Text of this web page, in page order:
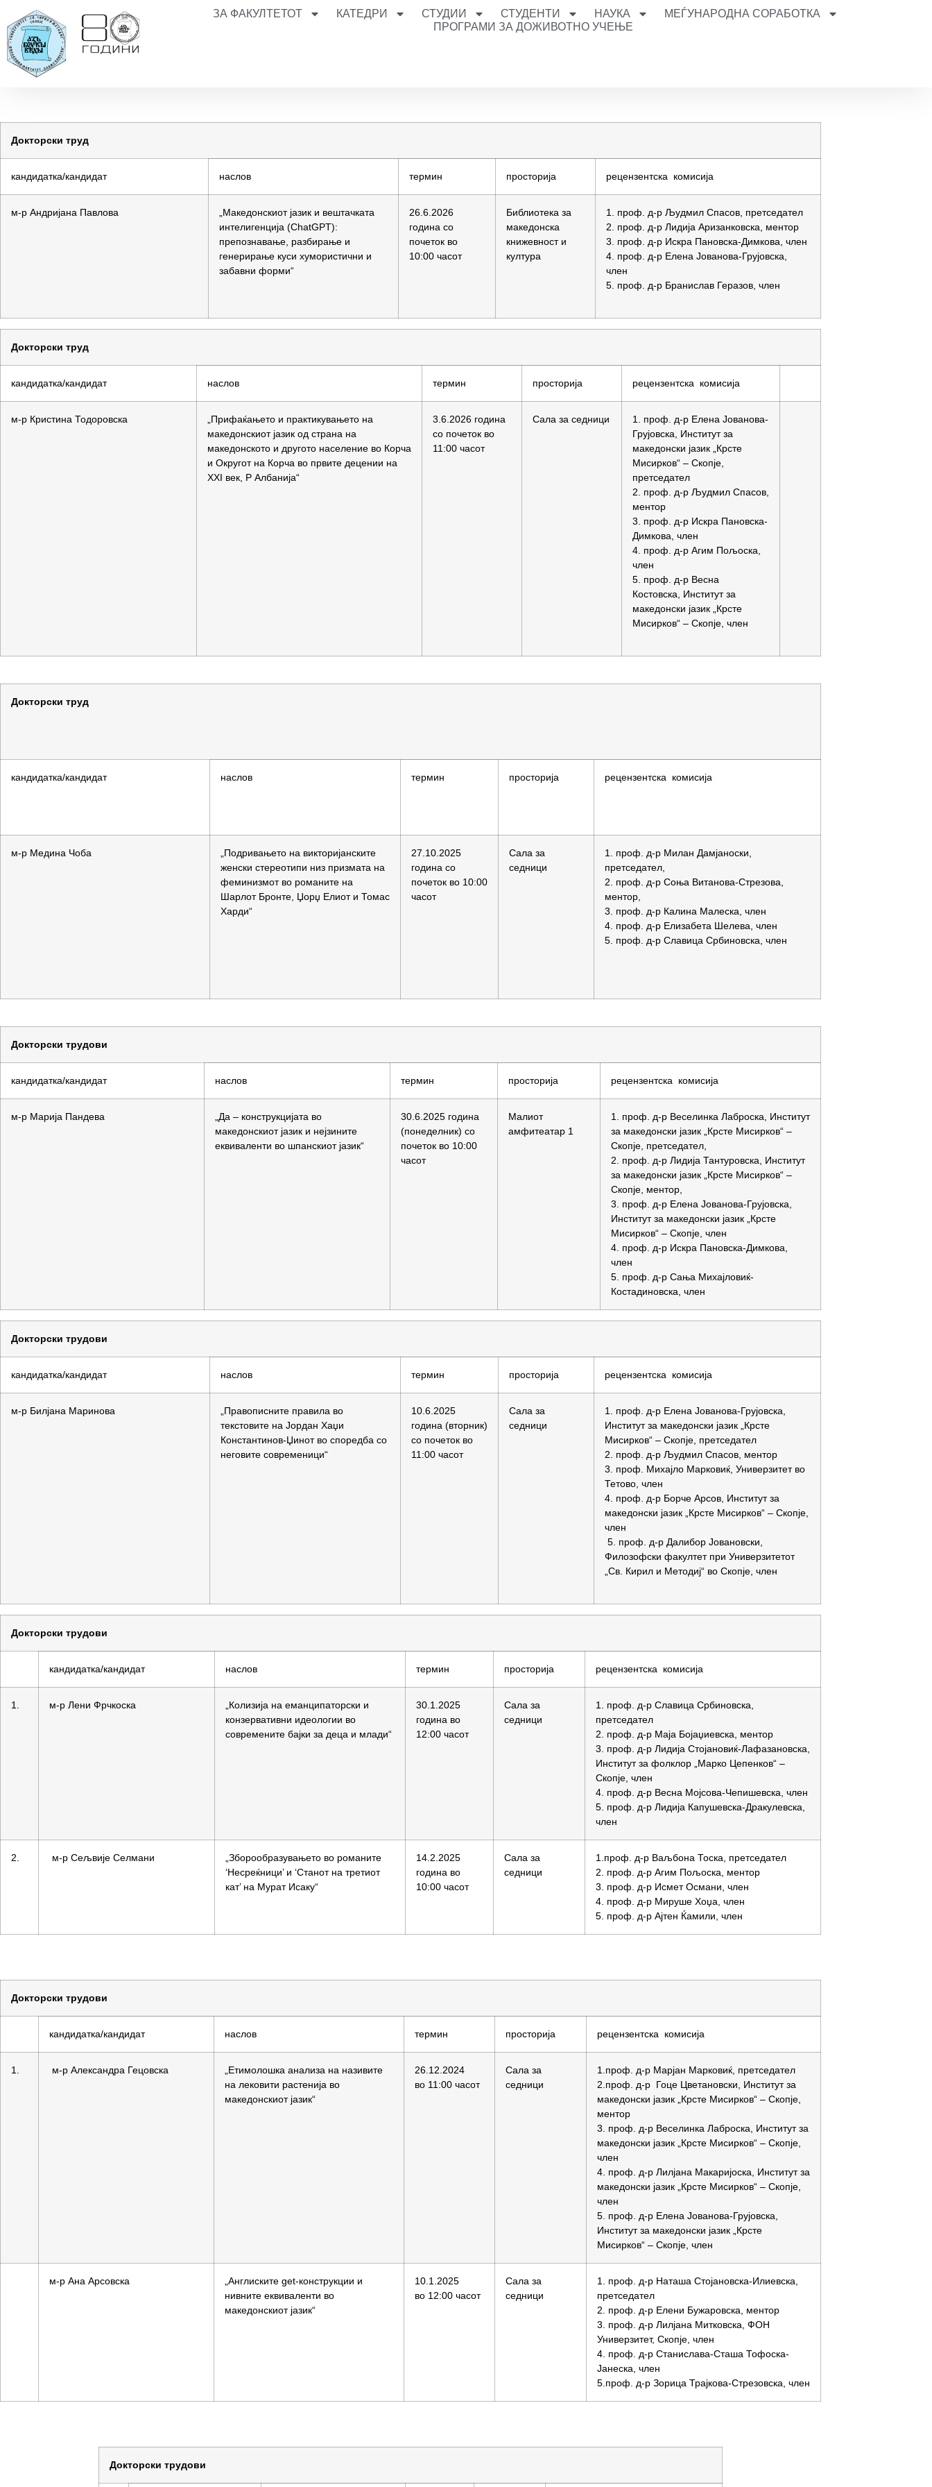
ЗА ФАКУЛТЕТОТ КАТЕДРИ СТУДИИ СТУДЕНТИ НАУКА
МЕЃУНАРОДНА СОРАБОТКА
ПРОГРАМИ ЗА ДОЖИВОТНО УЧЕЊЕ
Докторски труд
кандидатка/кандидат наслов термин просторија рецензентска комисија
м-р Андријана Павлова
„Македонскиот јазик и вештачката
интелигенција (ChatGPT):
препознавање, разбирање и
генерирање куси хумористични и
забавни форми“
26.6.2026
година со
почеток во
10:00 часот
Библиотека за
македонска
книжевност и
култура
1. проф. д-р Људмил Спасов, претседател
2. проф. д-р Лидија Аризанковска, ментор
3. проф. д-р Искра Пановска-Димкова, член
4. проф. д-р Елена Јованова-Грујовска,
член
5. проф. д-р Бранислав Геразов, член
Докторски труд
кандидатка/кандидат наслов термин просторија рецензентска комисија
м-р Кристина Тодоровска
„Прифаќањето и практикувањето на
македонскиот јазик од страна на
македонското и другото население во Корча
и Округот на Корча во првите децении на
XXI век, Р Албанија“
3.6.2026 година
со почеток во
11:00 часот
Сала за седници
1. проф. д-р Елена Јованова-
Грујовска, Институт за
македонски јазик „Крсте
Мисирков“ – Скопје,
претседател
2. проф. д-р Људмил Спасов,
ментор
3. проф. д-р Искра Пановска-
Димкова, член
4. проф. д-р Агим Пољоска,
член
5. проф. д-р Весна
Костовска, Институт за
македонски јазик „Крсте
Мисирков“ – Скопје, член
Докторски труд
кандидатка/кандидат наслов термин просторија рецензентска комисија
м-р Медина Чоба
„Подривањето на викторијанските
женски стереотипи низ призмата на
феминизмот во романите на
Шарлот Бронте, Џорџ Елиот и Томас
Харди“
27.10.2025
година со
почеток во 10:00
часот
Сала за
седници
1. проф. д-р Милан Дамјаноски,
претседател,
2. проф. д-р Соња Витанова-Стрезова,
ментор,
3. проф. д-р Калина Малеска, член
4. проф. д-р Елизабета Шелева, член
5. проф. д-р Славица Србиновска, член
Докторски трудови
кандидатка/кандидат наслов термин просторија рецензентска комисија
м-р Марија Пандева
„Да – конструкцијата во
македонскиот јазик и нејзините
еквиваленти во шпанскиот јазик“
30.6.2025 година
(понеделник) со
почеток во 10:00
часот
Малиот
амфитеатар 1
1. проф. д-р Веселинка Лаброска, Институт
за македонски јазик „Крсте Мисирков“ –
Скопје, претседател,
2. проф. д-р Лидија Тантуровска, Институт
за македонски јазик „Крсте Мисирков“ –
Скопје, ментор,
3. проф. д-р Елена Јованова-Грујовска,
Институт за македонски јазик „Крсте
Мисирков“ – Скопје, член
4. проф. д-р Искра Пановска-Димкова,
член
5. проф. д-р Сања Михајловиќ-
Костадиновска, член
Докторски трудови
кандидатка/кандидат наслов термин просторија рецензентска комисија
м-р Билјана Маринова
„Правописните правила во
текстовите на Јордан Хаџи
Константинов-Џинот во споредба со
неговите современици“
10.6.2025
година (вторник)
со почеток во
11:00 часот
Сала за
седници
1. проф. д-р Елена Јованова-Грујовска,
Институт за македонски јазик „Крсте
Мисирков“ – Скопје, претседател
2. проф. д-р Људмил Спасов, ментор
3. проф. Михајло Марковиќ, Универзитет во
Тетово, член
4. проф. д-р Борче Арсов, Институт за
македонски јазик „Крсте Мисирков“ – Скопје,
член
5. проф. д-р Далибор Јовановски,
Филозофски факултет при Универзитетот
„Св. Кирил и Методиј“ во Скопје, член
Докторски трудови
кандидатка/кандидат наслов термин просторија рецензентска комисија
1. м-р Лени Фрчкоска
„Колизија на еманципаторски и
конзервативни идеологии во
современите бајки за деца и млади“
30.1.2025
година во
12:00 часот
Сала за
седници
1. проф. д-р Славица Србиновска,
претседател
2. проф. д-р Маја Бојаџиевска, ментор
3. проф. д-р Лидија Стојановиќ-Лафазановска,
Институт за фолклор „Марко Цепенков“ –
Скопје, член
4. проф. д-р Весна Мојсова-Чепишевска, член
5. проф. д-р Лидија Капушевска-Дракулевска,
член
2. м-р Сељвије Селмани
„Зборообразувањето во романите
‘Несреќници’ и ‘Станот на третиот
кат’ на Мурат Исаку“
14.2.2025
година во
10:00 часот
Сала за
седници
1.проф. д-р Ваљбона Тоска, претседател
2. проф. д-р Агим Пољоска, ментор
3. проф. д-р Исмет Османи, член
4. проф. д-р Мируше Хоџа, член
5. проф. д-р Ајтен Ќамили, член
Докторски трудови
кандидатка/кандидат наслов термин просторија рецензентска комисија
1. м-р Александра Гецовска
„Етимолошка анализа на називите
на лековити растенија во
македонскиот јазик“
26.12.2024
во 11:00 часот
Сала за
седници
1.проф. д-р Марјан Марковиќ, претседател
2.проф. д-р Гоце Цветановски, Институт за
македонски јазик „Крсте Мисирков“ – Скопје,
ментор
3. проф. д-р Веселинка Лаброска, Институт за
македонски јазик „Крсте Мисирков“ – Скопје,
член
4. проф. д-р Лилјана Макаријоска, Институт за
македонски јазик „Крсте Мисирков“ – Скопје,
член
5. проф. д-р Елена Јованова-Грујовска,
Институт за македонски јазик „Крсте
Мисирков“ – Скопје, член
м-р Ана Арсовска
„Англиските get-конструкции и
нивните еквиваленти во
македонскиот јазик“
10.1.2025
во 12:00 часот
Сала за
седници
1. проф. д-р Наташа Стојановска-Илиевска,
претседател
2. проф. д-р Елени Бужаровска, ментор
3. проф. д-р Лилјана Митковска, ФОН
Универзитет, Скопје, член
4. проф. д-р Станислава-Сташа Тофоска-
Јанеска, член
5.проф. д-р Зорица Трајкова-Стрезовска, член
Докторски трудови